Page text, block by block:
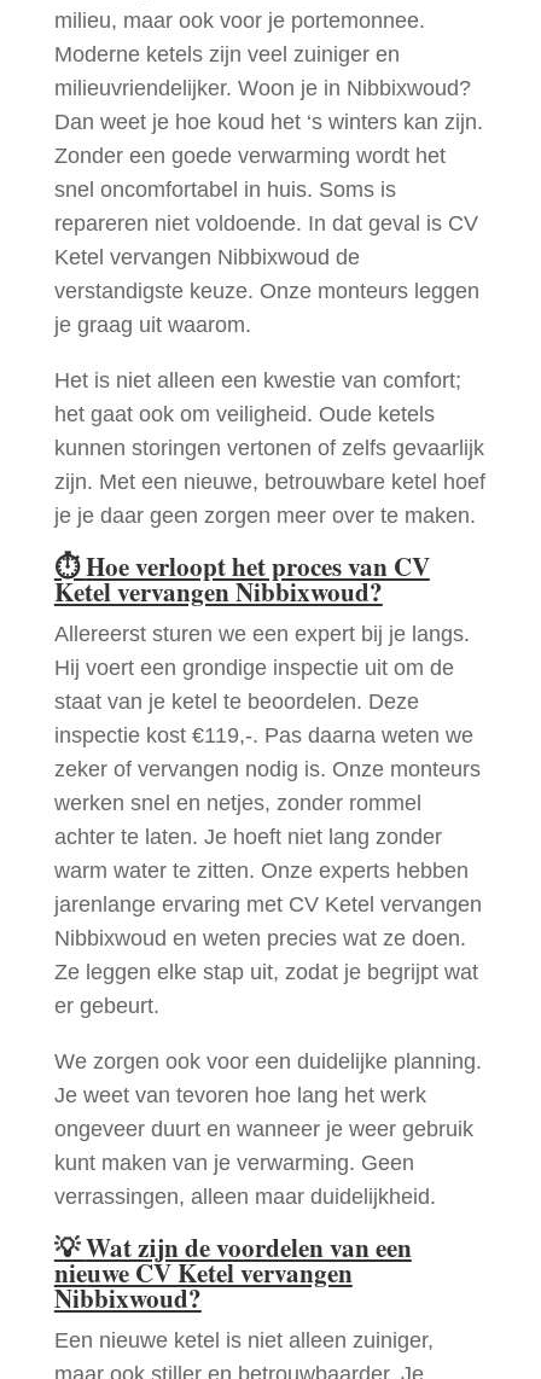
milieu, maar ook voor je portemonnee.
Moderne ketels zijn veel zuiniger en
milieuvriendelijker. Woon je in Nibbixwoud?
Dan weet je hoe koud het ‘s winters kan zijn.
Zonder een goede verwarming wordt het
snel oncomfortabel in huis. Soms is
repareren niet voldoende. In dat geval is CV
Ketel vervangen Nibbixwoud de
verstandigste keuze. Onze monteurs leggen
je graag uit waarom.
Het is niet alleen een kwestie van comfort;
het gaat ook om veiligheid. Oude ketels
kunnen storingen vertonen of zelfs gevaarlijk
zijn. Met een nieuwe, betrouwbare ketel hoef
je je daar geen zorgen meer over te maken.
⏱Hoe verloopt het proces van CV
Ketel vervangen Nibbixwoud?
Allereerst sturen we een expert bij je langs.
Hij voert een grondige inspectie uit om de
staat van je ketel te beoordelen. Deze
inspectie kost €119,-. Pas daarna weten we
zeker of vervangen nodig is. Onze monteurs
werken snel en netjes, zonder rommel
achter te laten. Je hoeft niet lang zonder
warm water te zitten. Onze experts hebben
jarenlange ervaring met CV Ketel vervangen
Nibbixwoud en weten precies wat ze doen.
Ze leggen elke stap uit, zodat je begrijpt wat
er gebeurt.
We zorgen ook voor een duidelijke planning.
Je weet van tevoren hoe lang het werk
ongeveer duurt en wanneer je weer gebruik
kunt maken van je verwarming. Geen
verrassingen, alleen maar duidelijkheid.
💡Wat zijn de voordelen van een
nieuwe CV Ketel vervangen
Nibbixwoud?
Een nieuwe ketel is niet alleen zuiniger,
maar ook stiller en betrouwbaarder. Je